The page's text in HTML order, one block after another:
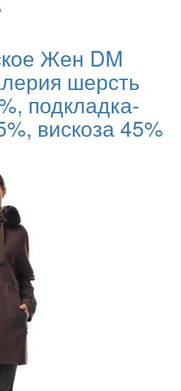
Жен DM
шерсть
подкладка-
вискоза 45%